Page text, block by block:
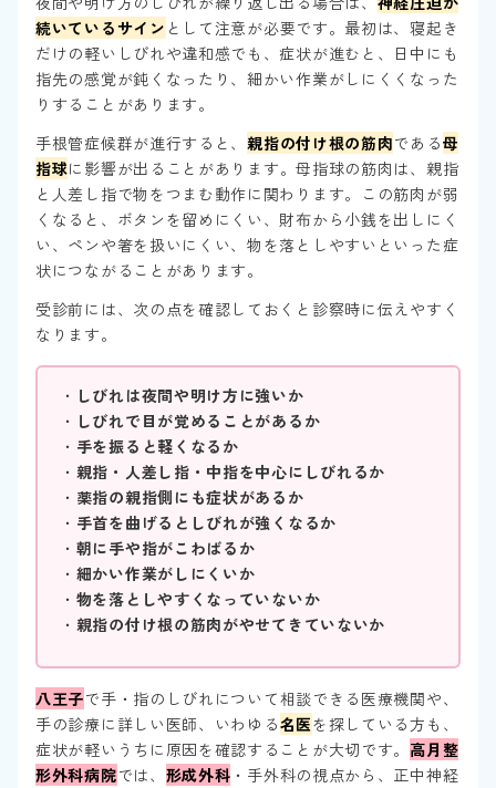
続いているサイン として注意が必要です。最初は、寝起き
だけの軽いしびれや違和感でも、症状が進むと、日中にも
指先の感覚が鈍くなったり、細かい作業がしにくくなった
りすることがあります。
手根管症候群が進行すると、親指の付け根の筋肉である母
指球に影響が出ることがあります。母指球の筋肉は、親指
と人差し指で物をつまむ動作に関わります。この筋肉が弱
くなると、ボタンを留めにくい、財布から小銭を出しにく
い、ペンや箸を扱いにくい、物を落としやすいといった症
状につながることがあります。
受診前には、次の点を確認しておくと診察時に伝えやすく
なります。
・ しびれは夜間や明け方に強いか
・ しびれで目が覚めることがあるか
・ 手を振ると軽くなるか
・ 親指・人差し指・中指を中心にしびれるか
・ 薬指の親指側にも症状があるか
・ 手首を曲げるとしびれが強くなるか
・ 朝に手や指がこわばるか
・ 細かい作業がしにくいか
・ 物を落としやすくなっていないか
・ 親指の付け根の筋肉がやせてきていないか
八王子で手・指のしびれについて相談できる医療機関や、
手の診療に詳しい医師、いわゆる名医を探している方も、
症状が軽いうちに原因を確認することが大切です。 高月整
形外科病院では、 形成外科 ・手外科の視点から、正中神経